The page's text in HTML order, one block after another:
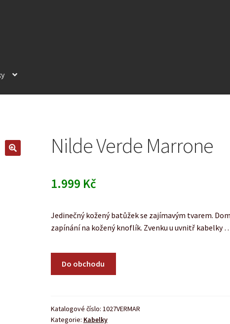
Nilde Verde Marrone
1.999 Kč
Jedinečný kožený batůžek se zajímavým tvarem.
zapínání na kožený knoflík. Zvenku u uvnitř kabelky
Do obchodu
Katalogové číslo: 1027VERMAR
Kategorie: Kabelky